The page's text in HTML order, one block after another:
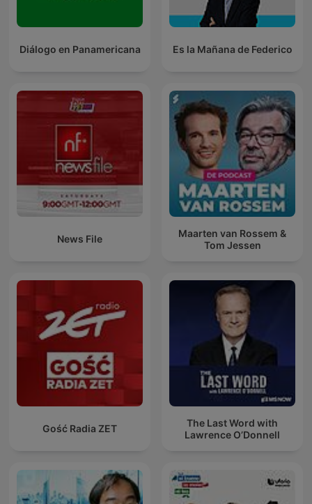
Es la Mañana de Federico
Diálogo en Panamericana
Maarten van Rossem &
Tom Jessen
News File
The Last Word with
Lawrence O’Donnell
Gość Radia ZET